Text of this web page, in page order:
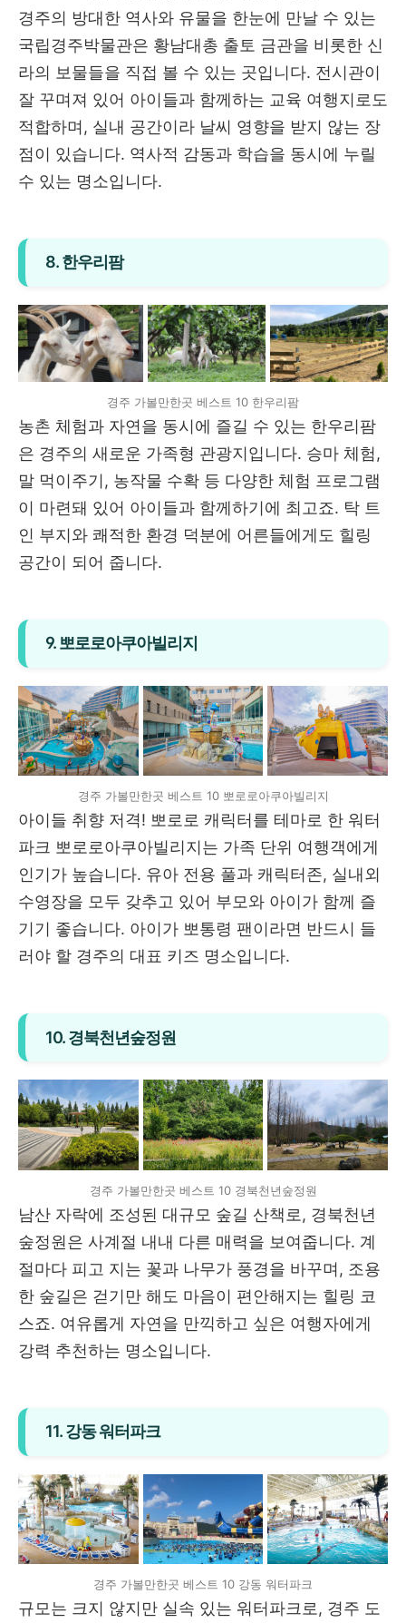
경주의 방대한 역사와 유물을 한눈에 만날 수 있는
국립경주박물관은 황남대총 출토 금관을 비롯한 신
라의 보물들을 직접 볼 수 있는 곳입니다. 전시관이
잘 꾸며져 있어 아이들과 함께하는 교육 여행지로도
적합하며, 실내 공간이라 날씨 영향을 받지 않는 장
점이 있습니다. 역사적 감동과 학습을 동시에 누릴
수 있는 명소입니다.
8. 한우리팜
경주 가볼만한곳 베스트 10 한우리팜
농촌 체험과 자연을 동시에 즐길 수 있는 한우리팜
은 경주의 새로운 가족형 관광지입니다. 승마 체험,
말 먹이주기, 농작물 수확 등 다양한 체험 프로그램
이 마련돼 있어 아이들과 함께하기에 최고죠. 탁 트
인 부지와 쾌적한 환경 덕분에 어른들에게도 힐링
공간이 되어 줍니다.
9. 뽀로로아쿠아빌리지
경주 가볼만한곳 베스트 10 뽀로로아쿠아빌리지
아이들 취향 저격! 뽀로로 캐릭터를 테마로 한 워터
파크 뽀로로아쿠아빌리지는 가족 단위 여행객에게
인기가 높습니다. 유아 전용 풀과 캐릭터존, 실내외
수영장을 모두 갖추고 있어 부모와 아이가 함께 즐
기기 좋습니다. 아이가 뽀통령 팬이라면 반드시 들
러야 할 경주의 대표 키즈 명소입니다.
10. 경북천년숲정원
경주 가볼만한곳 베스트 10 경북천년숲정원
남산 자락에 조성된 대규모 숲길 산책로, 경북천년
숲정원은 사계절 내내 다른 매력을 보여줍니다. 계
절마다 피고 지는 꽃과 나무가 풍경을 바꾸며, 조용
한 숲길은 걷기만 해도 마음이 편안해지는 힐링 코
스죠. 여유롭게 자연을 만끽하고 싶은 여행자에게
강력 추천하는 명소입니다.
11. 강동 워터파크
경주 가볼만한곳 베스트 10 강동 워터파크
규모는 크지 않지만 실속 있는 워터파크로, 경주 도